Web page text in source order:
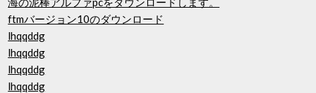
ftmバージョン10のダウンロード
lhqqddg
lhqqddg
lhqqddg
lhqqddg